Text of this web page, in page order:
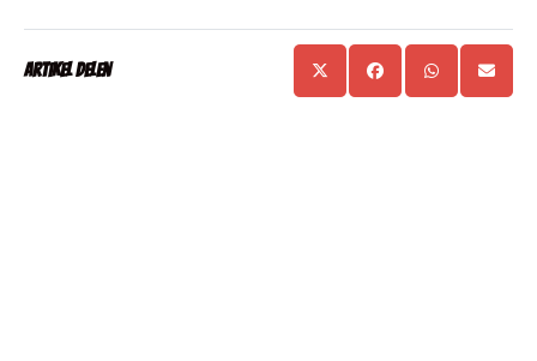
Artikel delen